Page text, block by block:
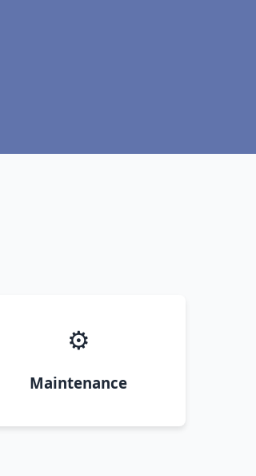
⚙️
Maintenance